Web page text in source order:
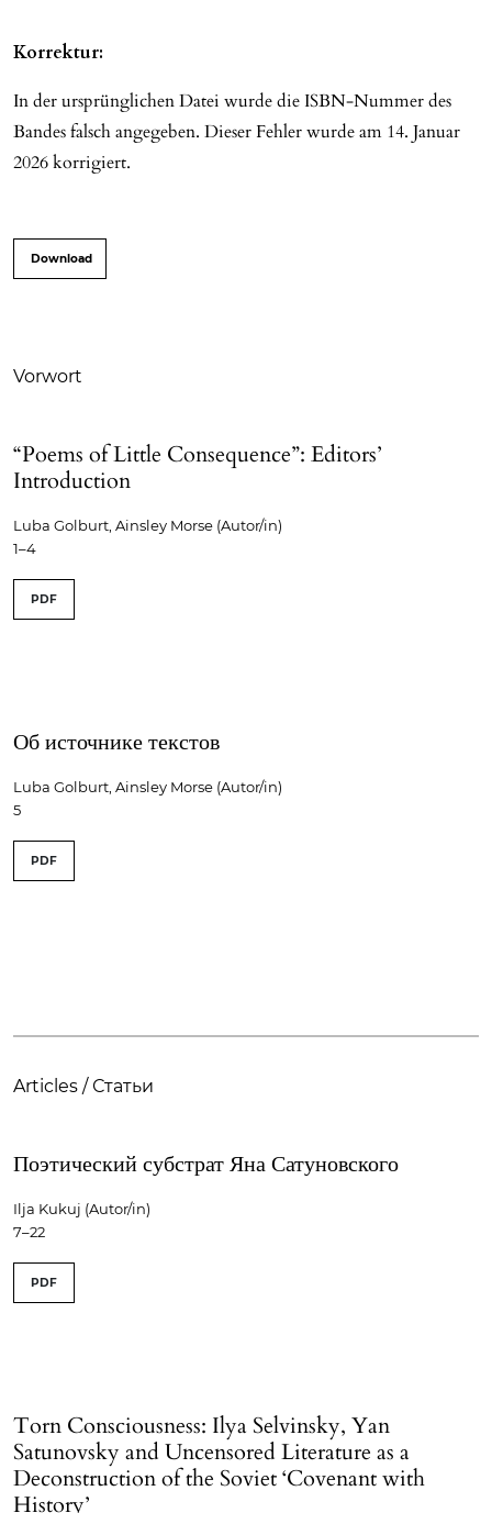
Korrektur:
In der ursprünglichen Datei wurde die ISBN-Nummer des
Bandes falsch angegeben. Dieser Fehler wurde am 14. Januar
2026 korrigiert.
Vorwort
“Poems of Little Consequence”: Editors’
Introduction
Luba Golburt, Ainsley Morse (Autor/in)
1–4
PDF
Об источнике текстов
Luba Golburt, Ainsley Morse (Autor/in)
5
PDF
Articles / Статьи
Поэтический субстрат Яна Сатуновского
Ilja Kukuj (Autor/in)
7–22
PDF
Torn Consciousness: Ilya Selvinsky, Yan
Satunovsky and Uncensored Literature as a
Deconstruction of the Soviet ‘Covenant with
History’